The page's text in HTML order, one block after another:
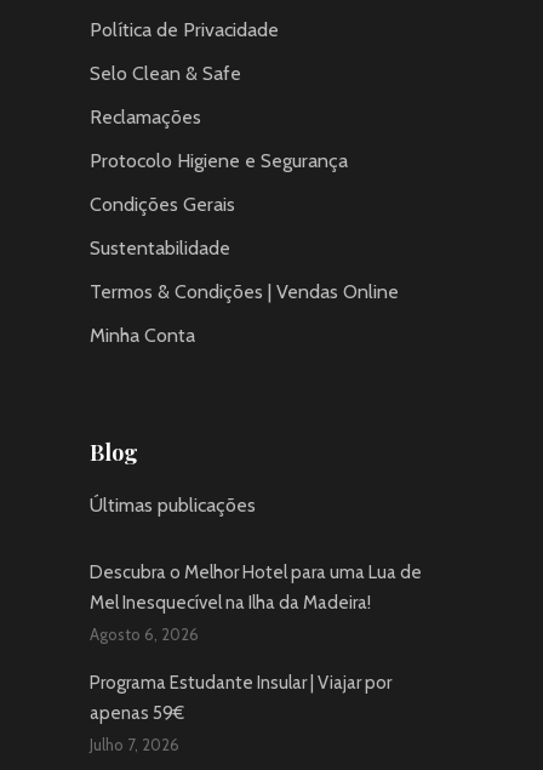
Política de Privacidade
Selo Clean & Safe
Reclamações
Protocolo Higiene e Segurança
Condições Gerais
Sustentabilidade
Termos & Condições | Vendas Online
Minha Conta
Blog
Últimas publicações
Descubra o Melhor Hotel para uma Lua de
Mel Inesquecível na Ilha da Madeira!
Agosto 6, 2026
Programa Estudante Insular | Viajar por
apenas 59€
Julho 7, 2026